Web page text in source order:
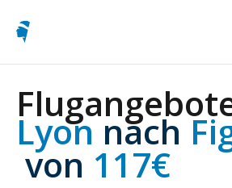
Lyon nach
von 117€